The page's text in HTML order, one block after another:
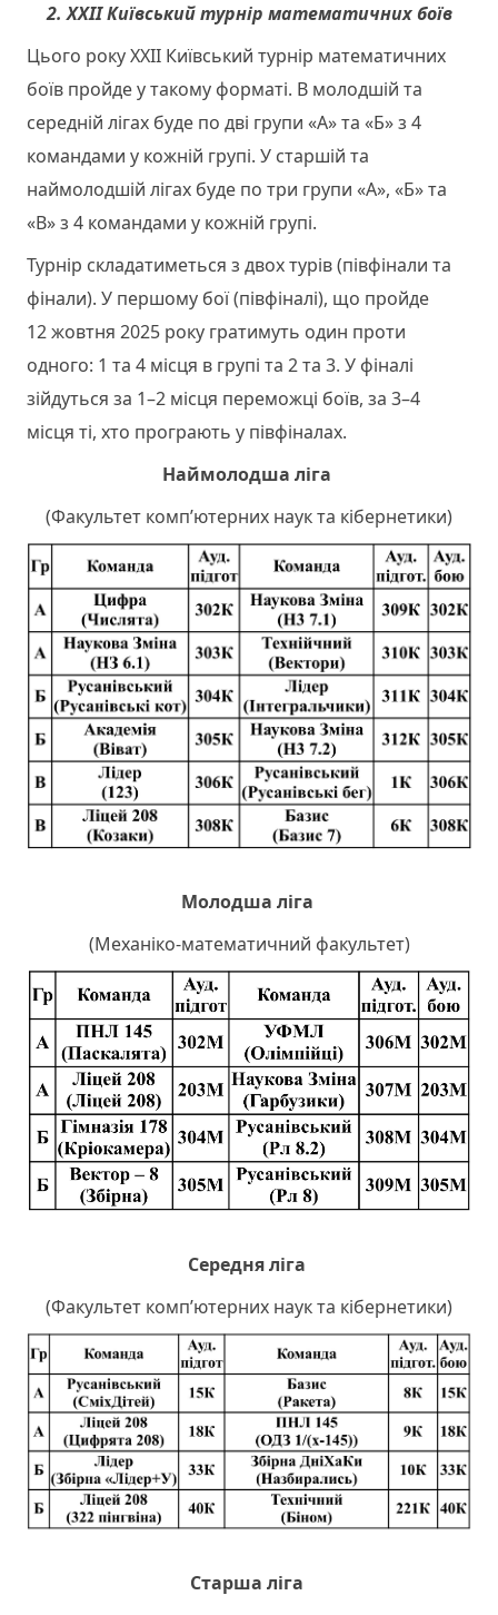
2. ХХІІ Київський турнір математичних боїв
Цього року XХІІ Київський турнір математичних
боїв пройде у такому форматі. В молодшій та
середній лігах буде по дві групи «А» та «Б» з 4
командами у кожній групі. У старшій та
наймолодшій лігах буде по три групи «А», «Б» та
«В» з 4 командами у кожній групі.
Турнір складатиметься з двох турів (півфінали та
фінали). У першому бої (півфіналі), що пройде
12 жовтня 2025 року гратимуть один проти
одного: 1 та 4 місця в групі та 2 та 3. У фіналі
зійдуться за 1–2 місця переможці боїв, за 3–4
місця ті, хто програють у півфіналах.
Наймолодша ліга
(Факультет комп’ютерних наук та кібернетики)
Молодша ліга
(Механіко-математичний факультет)
Середня ліга
(Факультет комп’ютерних наук та кібернетики)
Старша ліга